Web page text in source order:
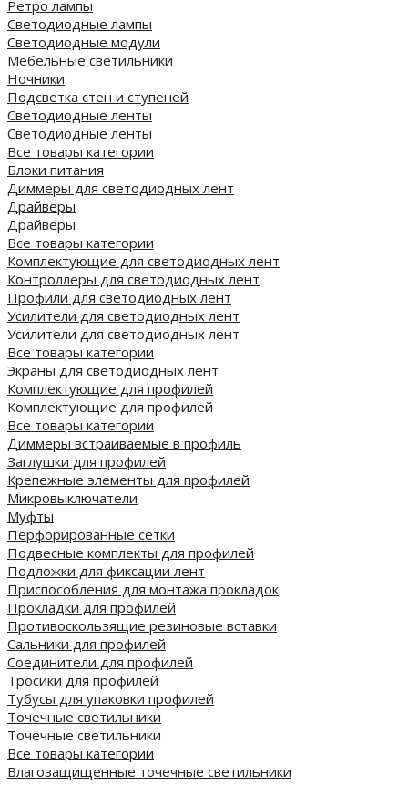
Ретро лампы
Светодиодные лампы
Светодиодные модули
Мебельные светильники
Ночники
Подсветка стен и ступеней
Светодиодные ленты
Светодиодные ленты
Все товары категории
Блоки питания
Диммеры для светодиодных лент
Драйверы
Драйверы
Все товары категории
Комплектующие для светодиодных лент
Контроллеры для светодиодных лент
Профили для светодиодных лент
Усилители для светодиодных лент
Усилители для светодиодных лент
Все товары категории
Экраны для светодиодных лент
Комплектующие для профилей
Комплектующие для профилей
Все товары категории
Диммеры встраиваемые в профиль
Заглушки для профилей
Крепежные элементы для профилей
Микровыключатели
Муфты
Перфорированные сетки
Подвесные комплекты для профилей
Подложки для фиксации лент
Приспособления для монтажа прокладок
Прокладки для профилей
Противоскользящие резиновые вставки
Сальники для профилей
Соединители для профилей
Тросики для профилей
Тубусы для упаковки профилей
Точечные светильники
Точечные светильники
Все товары категории
Влагозащищенные точечные светильники